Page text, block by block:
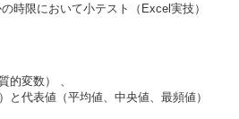
時限において小テスト（Excel実技）
的変数） 、
と代表値（平均値、中央値、最頻値）